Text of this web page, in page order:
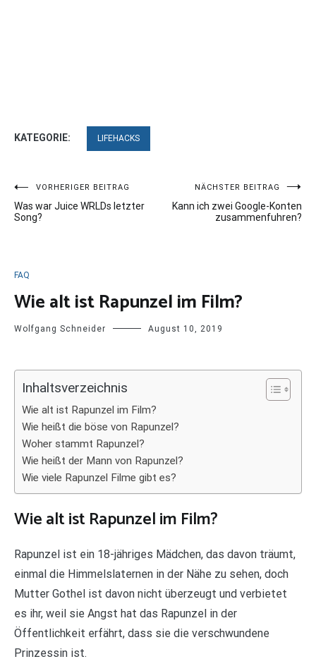
KATEGORIE: LIFEHACKS
Beitragsnavigation
VORHERIGER BEITRAG
Was war Juice WRLDs letzter
Song?
NÄCHSTER BEITRAG
Kann ich zwei Google-Konten
zusammenfuhren?
FAQ
Wie alt ist Rapunzel im Film?
Wolfgang Schneider August 10, 2019
Inhaltsverzeichnis
Wie alt ist Rapunzel im Film?
Wie heißt die böse von Rapunzel?
Woher stammt Rapunzel?
Wie heißt der Mann von Rapunzel?
Wie viele Rapunzel Filme gibt es?
Wie alt ist Rapunzel im Film?
Rapunzel ist ein 18-jähriges Mädchen, das davon träumt,
einmal die Himmelslaternen in der Nähe zu sehen, doch
Mutter Gothel ist davon nicht überzeugt und verbietet
es ihr, weil sie Angst hat das Rapunzel in der
Öffentlichkeit erfährt, dass sie die verschwundene
Prinzessin ist.